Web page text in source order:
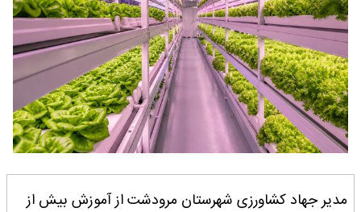
مدیر جهاد کشاورزی شهرستان مرودشت از آموزش بیش از